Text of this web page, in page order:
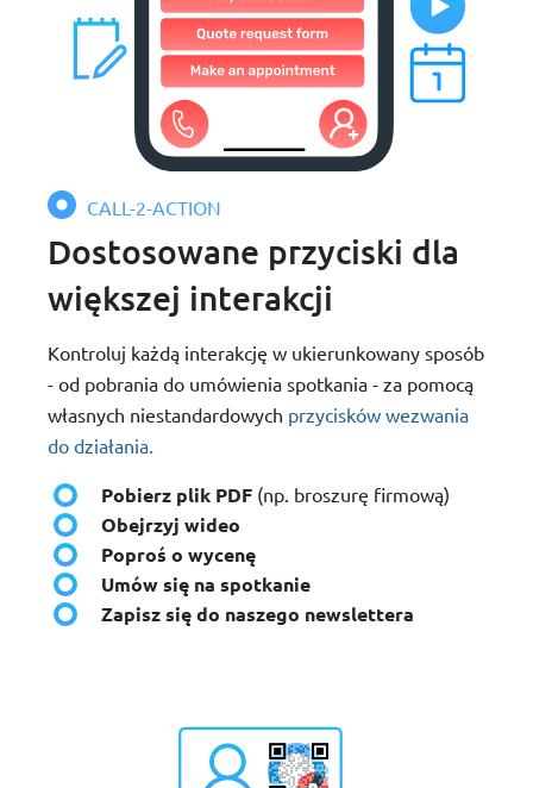
CALL-2-ACTION
Dostosowane przyciski dla
większej interakcji
Kontroluj każdą interakcję w ukierunkowany sposób
- od pobrania do umówienia spotkania - za pomocą
własnych niestandardowych przycisków wezwania
do działania.
Pobierz plik PDF (np. broszurę firmową)
Obejrzyj wideo
Poproś o wycenę
Umów się na spotkanie
Zapisz się do naszego newslettera